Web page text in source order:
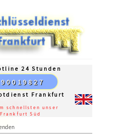
24 Stunden
Frankfurt
schnellsten unser
Süd